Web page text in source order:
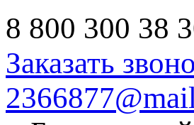
8 800 300 38
Заказать